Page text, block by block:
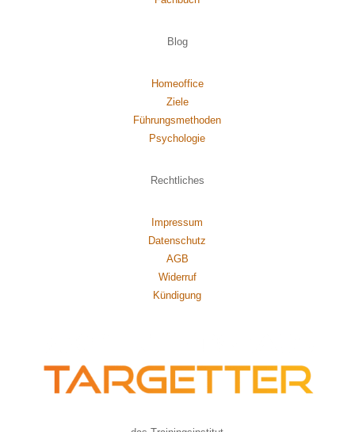
Blog
Homeoffice
Ziele
Führungsmethoden
Psychologie
Rechtliches
Impressum
Datenschutz
AGB
Widerruf
Kündigung